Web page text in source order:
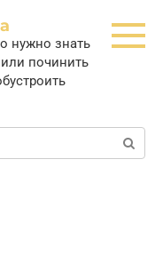
нужно знать
починить